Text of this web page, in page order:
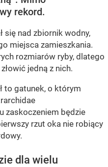
rekord.
się nad zbiornik wodny,
miejsca zamieszkania.
rozmiarów ryby, dlatego
jedną z nich.
to gatunek, o którym
zaskoczeniem będzie
rzut oka nie robiący
dla wielu